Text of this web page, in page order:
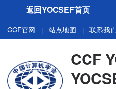
返回YOCSEF首页
CCF官网 | 站点地图 | 联系我们
CCF